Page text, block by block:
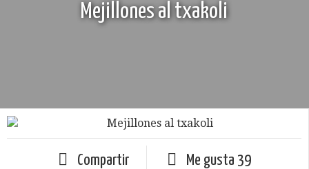
Mejillones al txakoli
Compartir Me gusta 39